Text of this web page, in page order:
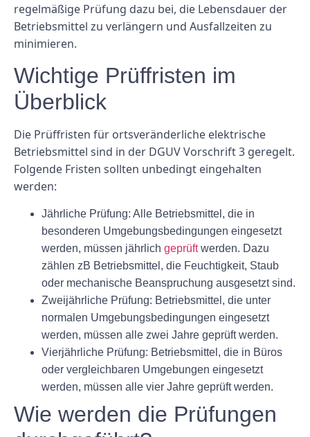
regelmäßige Prüfung dazu bei, die Lebensdauer der
Betriebsmittel zu verlängern und Ausfallzeiten zu
minimieren.
Wichtige Prüffristen im
Überblick
Die Prüffristen für ortsveränderliche elektrische
Betriebsmittel sind in der DGUV Vorschrift 3 geregelt.
Folgende Fristen sollten unbedingt eingehalten
werden:
Jährliche Prüfung: Alle Betriebsmittel, die in
besonderen Umgebungsbedingungen eingesetzt
werden, müssen jährlich geprüftwerden. Dazu
zählen zB Betriebsmittel, die Feuchtigkeit, Staub
oder mechanische Beanspruchung ausgesetzt sind.
Zweijährliche Prüfung: Betriebsmittel, die unter
normalen Umgebungsbedingungen eingesetzt
werden, müssen alle zwei Jahre geprüft werden.
Vierjährliche Prüfung: Betriebsmittel, die in Büros
oder vergleichbaren Umgebungen eingesetzt
werden, müssen alle vier Jahre geprüft werden.
Wie werden die Prüfungen